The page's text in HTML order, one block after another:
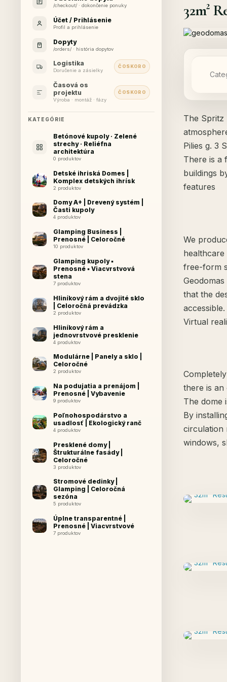
/checkout/ · dokončenie ponuky
Účet / Prihlásenie
Profil a prihlásenie
Dopyty
/orders/ · história dopytov
Logistika
Doručenie a zásielky
ČOSKORO
Časová os
projektu
Výroba · montáž · fázy
ČOSKORO
KATEGÓRIE
Betónové kupoly · Zelené
strechy · Reliéfna
architektúra
0 produktov
Detské ihriská Domes |
Komplex detských ihrísk
2 produktov
Domy A+ | Drevený systém |
Časti kupoly
4 produktov
Glamping Business |
Prenosné | Celoročné
10 produktov
Glamping kupoly ▪
Prenosné ▪ Viacvrstvová
stena
7 produktov
Hliníkový rám a dvojité sklo
| Celoročná prevádzka
2 produktov
Hliníkový rám a
jednovrstvové presklenie
4 produktov
Modulárne | Panely a sklo |
Celoročné
2 produktov
Na podujatia a prenájom |
Prenosné | Vybavenie
9 produktov
Poľnohospodárstvo a
usadlosť | Ekologický ranč
4 produktov
Presklené domy |
Štrukturálne fasády |
Celoročné
3 produktov
Stromové dedinky |
Glamping | Celoročná
sezóna
5 produktov
Úplne transparentné |
Prenosné | Viacvrstvové
7 produktov
32m²
The Spritz
Pilies g. 3
There is a
buildings
features
We
free-form
that the
accessible.
Virtual
there is an
The dome
By
circulation
windows,